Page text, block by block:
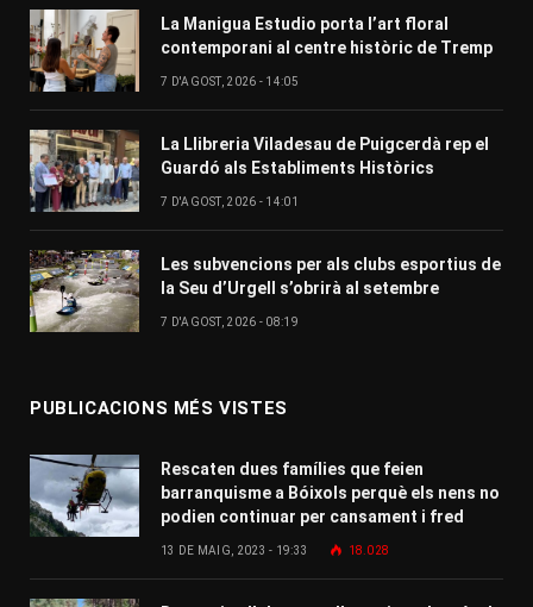
La Manigua Estudio porta l’art floral
contemporani al centre històric de Tremp
7 D'AGOST, 2026 - 14:05
La Llibreria Viladesau de Puigcerdà rep el
Guardó als Establiments Històrics
7 D'AGOST, 2026 - 14:01
Les subvencions per als clubs esportius de
la Seu d’Urgell s’obrirà al setembre
7 D'AGOST, 2026 - 08:19
PUBLICACIONS MÉS VISTES
Rescaten dues famílies que feien
barranquisme a Bóixols perquè els nens no
podien continuar per cansament i fred
13 DE MAIG, 2023 - 19:33 18.028